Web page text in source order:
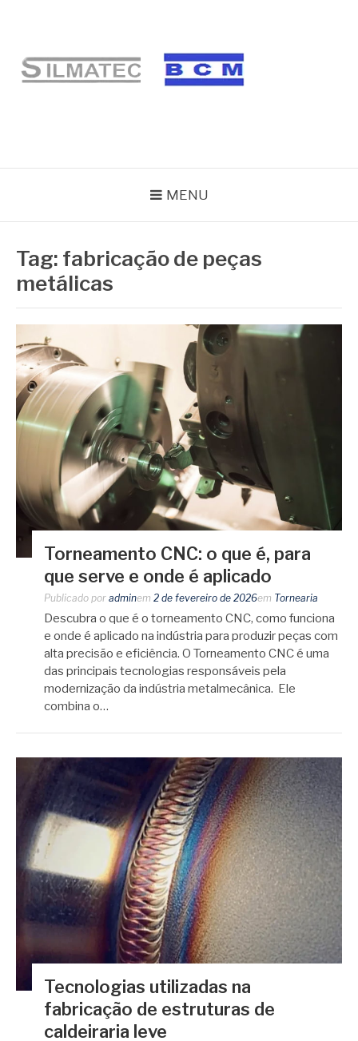
conteúdo
MENU
Tag: fabricação de peças
metálicas
Torneamento CNC: o que é, para
que serve e onde é aplicado
Publicado por adminem 2 de fevereiro de 2026em Tornearia
Descubra o que é o torneamento CNC, como funciona
e onde é aplicado na indústria para produzir peças com
alta precisão e eficiência. O Torneamento CNC é uma
das principais tecnologias responsáveis pela
modernização da indústria metalmecânica. Ele
combina o…
Tecnologias utilizadas na
fabricação de estruturas de
caldeiraria leve